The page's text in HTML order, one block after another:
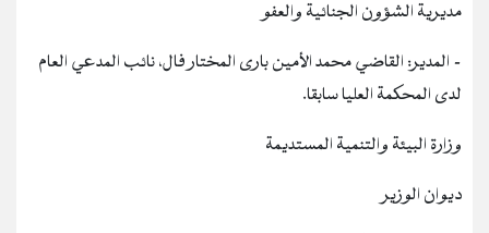
مديرية الشؤون الجنائية والعفو
- المدير: القاضي محمد الأمين بارى المختار فال، نائب المدعي العام
لدى المحكمة العليا سابقا.
وزارة البيئة والتنمية المستديمة
ديوان الوزير